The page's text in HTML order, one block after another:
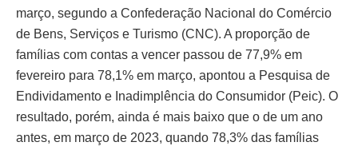
março, segundo a Confederação Nacional do Comércio
de Bens, Serviços e Turismo (CNC). A proporção de
famílias com contas a vencer passou de 77,9% em
fevereiro para 78,1% em março, apontou a Pesquisa de
Endividamento e Inadimplência do Consumidor (Peic). O
resultado, porém, ainda é mais baixo que o de um ano
antes, em março de 2023, quando 78,3% das famílias